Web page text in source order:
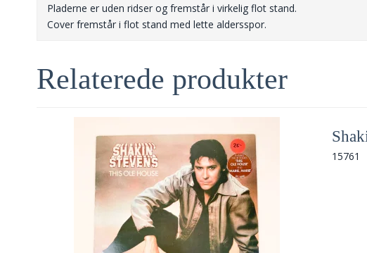
Pladerne er uden ridser og fremstår i virkelig flot stand.
Cover fremstår i flot stand med lette aldersspor.
Relaterede produkter
15761